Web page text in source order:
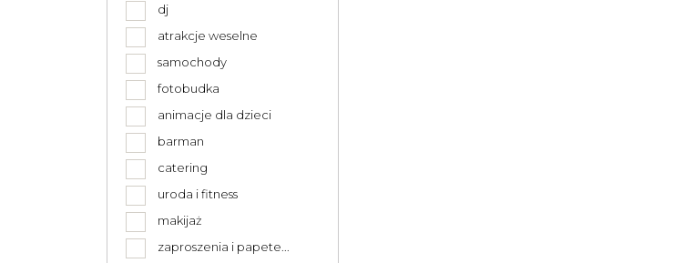
dj
atrakcje weselne
samochody
fotobudka
animacje dla dzieci
barman
catering
uroda i fitness
makijaż
zaproszenia i papete...